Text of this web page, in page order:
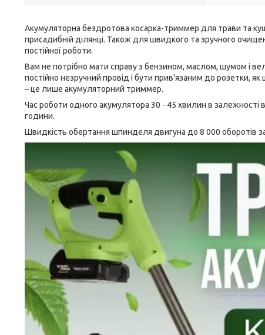
Акумуляторна бездротова косарка-триммер для трави та
присадибній ділянці. Також для швидкого та зручного
постійної роботи.
Вам не потрібно мати справу з бензином, маслом, шумом і
постійно незручний провід і бути прив'язаним до розетки,
– це лише акумуляторний триммер.
Час роботи одного акумулятора 30 - 45 хвилин в залежності
години.
Швидкість обертання шпинделя двигуна до 8 000 оборотів